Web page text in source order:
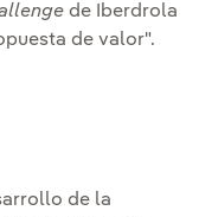
de Iberdrola
de valor".
de la